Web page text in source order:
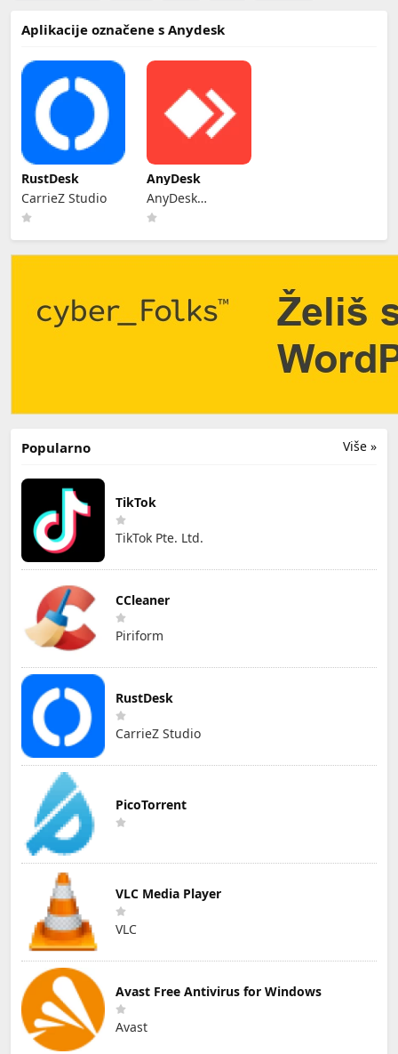
Aplikacije označene s Anydesk
RustDesk
CarrieZ Studio
AnyDesk
AnyDesk
Software GmbH
Više »
Popularno
TikTok
TikTok Pte. Ltd.
CCleaner
Piriform
RustDesk
CarrieZ Studio
PicoTorrent
VLC Media Player
VLC
Avast Free Antivirus for Windows
Avast